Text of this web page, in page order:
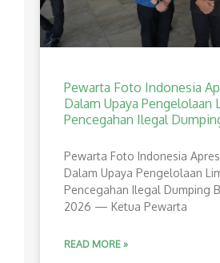
Pewarta Foto Indonesia
Dalam Upaya Pengelolaan
Pencegahan Ilegal
Pewarta Foto Indonesia
Dalam Upaya Pengelolaan
Pencegahan Ilegal Dumping
2026 — Ketua Pewarta
READ MORE »